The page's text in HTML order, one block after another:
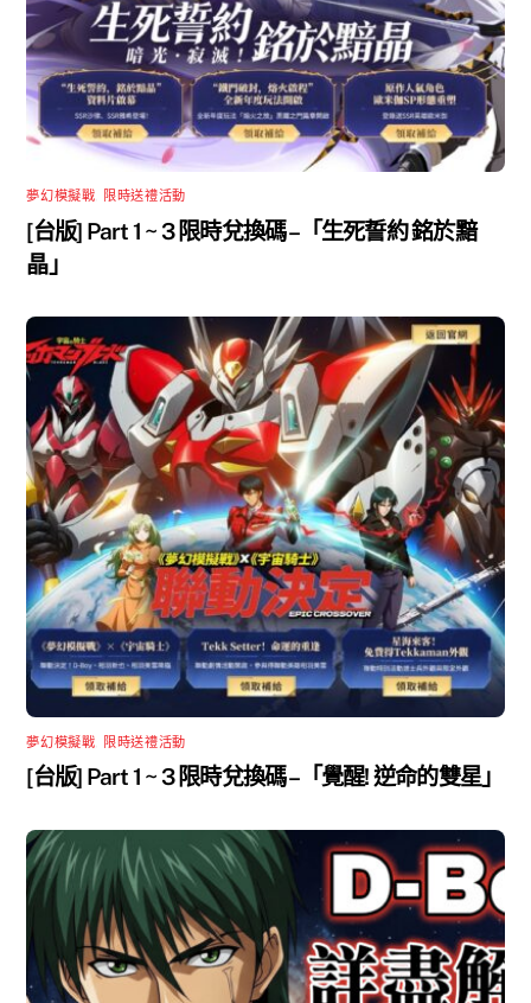
夢幻模擬戰 限時送禮活動
[台版] Part 1 ~ 3 限時兌換碼 –「生死誓約 銘於黯
晶」
夢幻模擬戰 限時送禮活動
[台版] Part 1 ~ 3 限時兌換碼 –「覺醒! 逆命的雙星」